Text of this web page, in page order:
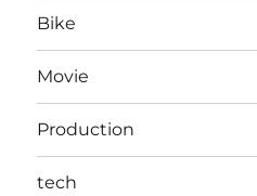
Bike
Movie
Production
tech